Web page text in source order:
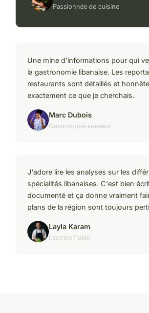
Passionnée de cuisine
Une mine d'informations pour qui
la gastronomie libanaise. Les
restaurants sont détaillés et
exactement ce que je cherchais.
Marc Dubois
Gastronome amateur
J'adore lire les analyses sur les
spécialités libanaises. C'est bien
documenté et ça donne vraiment
plans de la région sont toujours
Layla Karam
Lectrice fidèle